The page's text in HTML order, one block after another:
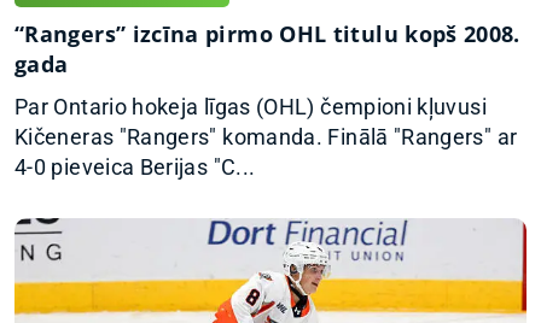
“Rangers” izcīna pirmo OHL titulu kopš 2008.
gada
Par Ontario hokeja līgas (OHL) čempioni kļuvusi
Kičeneras "Rangers" komanda. Finālā "Rangers" ar
4-0 pieveica Berijas "C...